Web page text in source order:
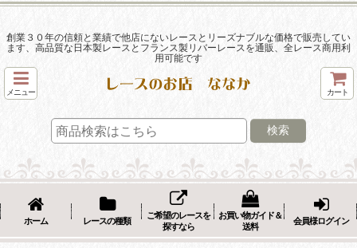
創業３０年の信頼と業績で他店にないレースとリーズナブルな価格で販売してい
ます、高品質な日本製レースとフランス製リバーレースを通販、全レース商用利
用可能です
メニュー カート
検索
ホーム レースの種類
ご希望のレースを
探すなら
お買い物ガイド＆
送料
会員様ログイン